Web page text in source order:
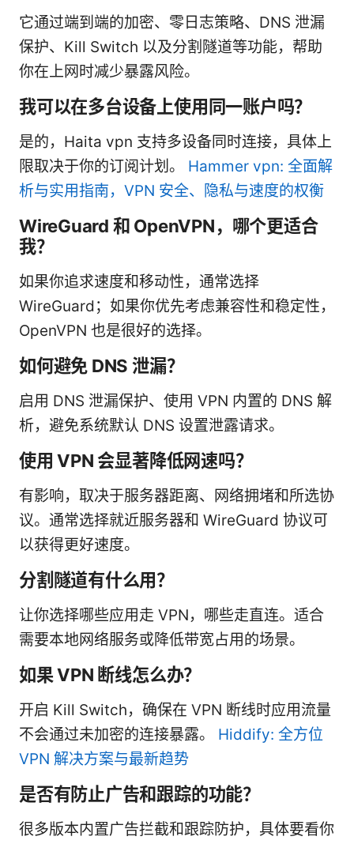
它通过端到端的加密、零日志策略、DNS 泄漏
保护、Kill Switch 以及分割隧道等功能，帮助
你在上网时减少暴露风险。
我可以在多台设备上使用同一账户吗？
是的，Haita vpn 支持多设备同时连接，具体上
限取决于你的订阅计划。 Hammer vpn: 全面解
析与实用指南，VPN 安全、隐私与速度的权衡
WireGuard 和 OpenVPN，哪个更适合
我？
如果你追求速度和移动性，通常选择
WireGuard；如果你优先考虑兼容性和稳定性，
OpenVPN 也是很好的选择。
如何避免 DNS 泄漏？
启用 DNS 泄漏保护、使用 VPN 内置的 DNS 解
析，避免系统默认 DNS 设置泄露请求。
使用 VPN 会显著降低网速吗？
有影响，取决于服务器距离、网络拥堵和所选协
议。通常选择就近服务器和 WireGuard 协议可
以获得更好速度。
分割隧道有什么用？
让你选择哪些应用走 VPN，哪些走直连。适合
需要本地网络服务或降低带宽占用的场景。
如果 VPN 断线怎么办？
开启 Kill Switch，确保在 VPN 断线时应用流量
不会通过未加密的连接暴露。 Hiddify: 全方位
VPN 解决方案与最新趋势
是否有防止广告和跟踪的功能？
很多版本内置广告拦截和跟踪防护，具体要看你